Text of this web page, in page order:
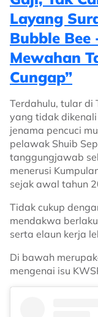
Layang
Bubble
Mewahan
Cungap”
Terdahulu, tular di
yang tidak
jenama pencuci
pelawak Shuib
tanggungjawab
menerusi
sejak awal tahun
Tidak cukup
mendakwa
serta elaun kerja
Di bawah
mengenai isu